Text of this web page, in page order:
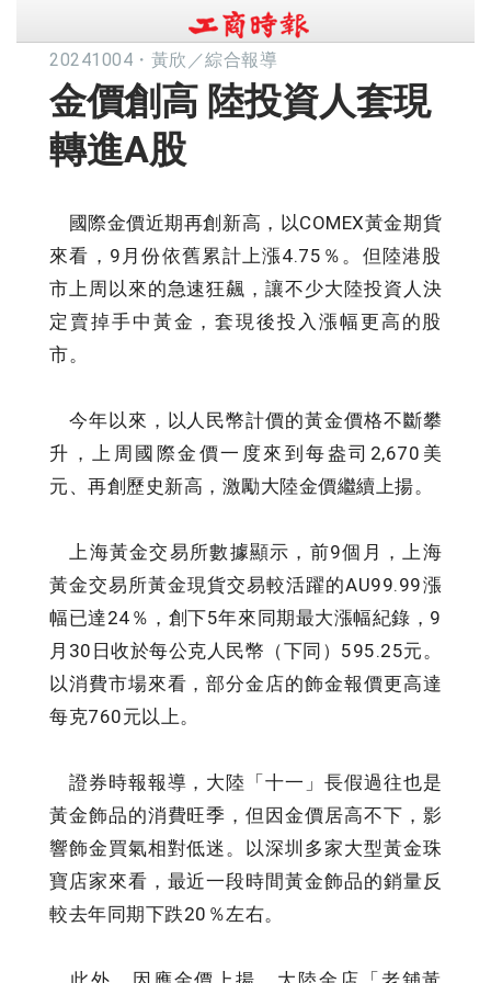
20241004 ・ 黃欣／綜合報導
金價創高 陸投資人套現
轉進A股
國際金價近期再創新高，以COMEX黃金期貨
來看，9月份依舊累計上漲4.75％。但陸港股
市上周以來的急速狂飆，讓不少大陸投資人決
定賣掉手中黃金，套現後投入漲幅更高的股
市。
今年以來，以人民幣計價的黃金價格不斷攀
升，上周國際金價一度來到每盎司2,670美
元、再創歷史新高，激勵大陸金價繼續上揚。
上海黃金交易所數據顯示，前9個月，上海
黃金交易所黃金現貨交易較活躍的AU99.99漲
幅已達24％，創下5年來同期最大漲幅紀錄，9
月30日收於每公克人民幣（下同）595.25元。
以消費市場來看，部分金店的飾金報價更高達
每克760元以上。
證券時報報導，大陸「十一」長假過往也是
黃金飾品的消費旺季，但因金價居高不下，影
響飾金買氣相對低迷。以深圳多家大型黃金珠
寶店家來看，最近一段時間黃金飾品的銷量反
較去年同期下跌20％左右。